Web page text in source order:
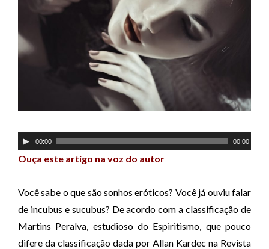
T
o
a
d
o
r
00:00 00:00
Ouça este artigo na voz do autor
Você sabe o que são sonhos eróticos? Você já ouviu falar
de incubus e sucubus? De acordo com a classificação de
Martins Peralva, estudioso do Espiritismo, que pouco
difere da classificação dada por Allan Kardec na Revista